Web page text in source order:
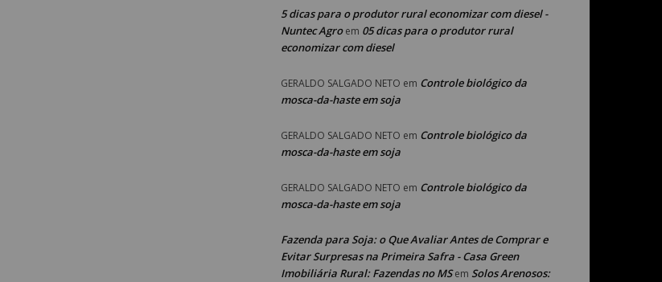
5 dicas para o produtor rural economizar com diesel -
Nuntec Agroem 05 dicas para o produtor rural
economizar com diesel
GERALDO SALGADO NETO em Controle biológico da
mosca-da-haste em soja
GERALDO SALGADO NETO em Controle biológico da
mosca-da-haste em soja
GERALDO SALGADO NETO em Controle biológico da
mosca-da-haste em soja
Fazenda para Soja: o Que Avaliar Antes de Comprar e
Evitar Surpresas na Primeira Safra - Casa Green
Imobiliária Rural: Fazendas no MSem Solos Arenosos: